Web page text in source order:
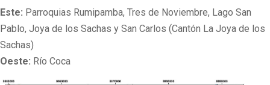
Este: Parroquias Rumipamba, Tres de Noviembre, Lago San
Pablo, Joya de los Sachas y San Carlos (Cantón La Joya de los
Sachas)
Oeste: Río Coca